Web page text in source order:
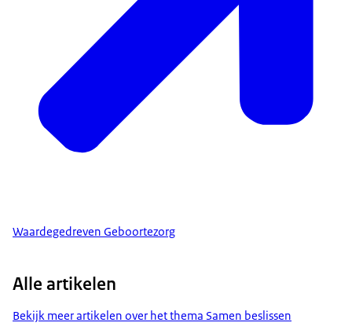
Waardegedreven Geboortezorg
Alle artikelen
Bekijk meer artikelen over het thema Samen beslissen